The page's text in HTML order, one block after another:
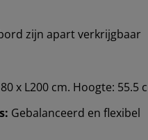
zijn apart verkrijgbaar
x L200 cm. Hoogte: 55.5
Gebalanceerd en flexibel